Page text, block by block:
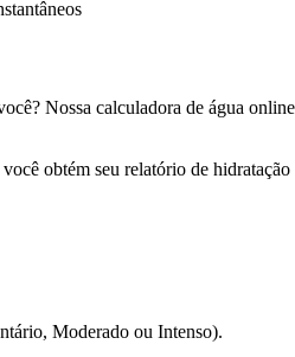
Nossa calculadora de água
obtém seu relatório de
Moderado ou Intenso).